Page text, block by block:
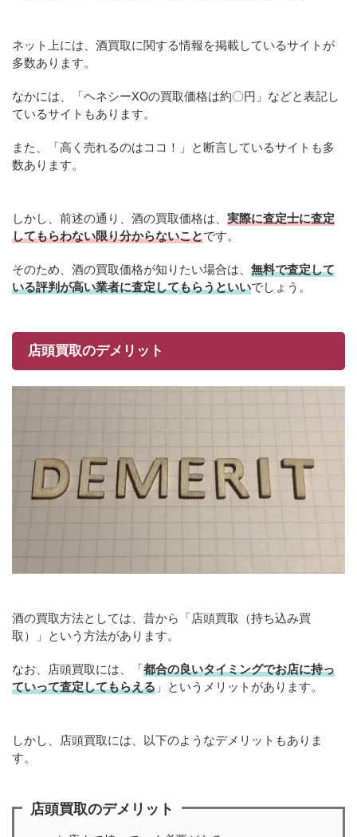
ネット上には、酒買取に関する情報を掲載しているサイトが
多数あります。
なかには、「ヘネシーXOの買取価格は約〇円」などと表記し
ているサイトもあります。
また、「高く売れるのはココ！」と断言しているサイトも多
数あります。
しかし、前述の通り、酒の買取価格は、 実際に査定士に査定
してもらわない限り分からないことです。
そのため、酒の買取価格が知りたい場合は、 無料で査定して
いる評判が高い業者に査定してもらうといいでしょう。
店頭買取のデメリット
酒の買取方法としては、昔から「店頭買取（持ち込み買
取）」という方法があります。
なお、店頭買取には、「都合の良いタイミングでお店に持っ
ていって査定してもらえる 」というメリットがあります。
しかし、店頭買取には、以下のようなデメリットもありま
す。
店頭買取のデメリット